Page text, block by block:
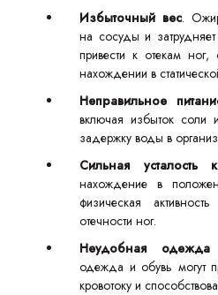
Избыточный вес.
на сосуды и
привести к отекам
нахождении в
Неправильное
включая избыток соли
задержку воды в
Сильная усталость
нахождение в
физическая
отечности ног.
Неудобная
одежда и обувь могут
кровотоку и